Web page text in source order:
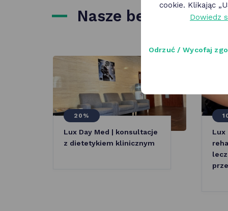
Nasze benefity
20%
Lux Day Med | konsultacje
z dietetykiem klinicznym
Lux
cookie. Klikając
Dowiedz
Odrzuć / Wycofaj